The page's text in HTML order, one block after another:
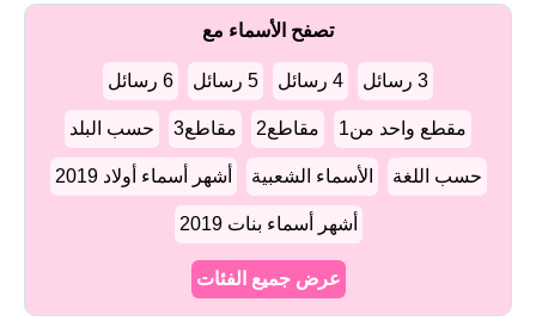
تصفح الأسماء مع
3 رسائل 4 رسائل 5 رسائل 6 رسائل
مقطع واحد من1 مقاطع2 مقاطع3 حسب البلد
حسب اللغة الأسماء الشعبية أشهر أسماء أولاد 2019
أشهر أسماء بنات 2019
عرض جميع الفئات